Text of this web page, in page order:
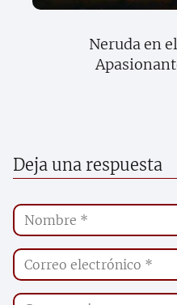
Neruda en
Deja una respuesta